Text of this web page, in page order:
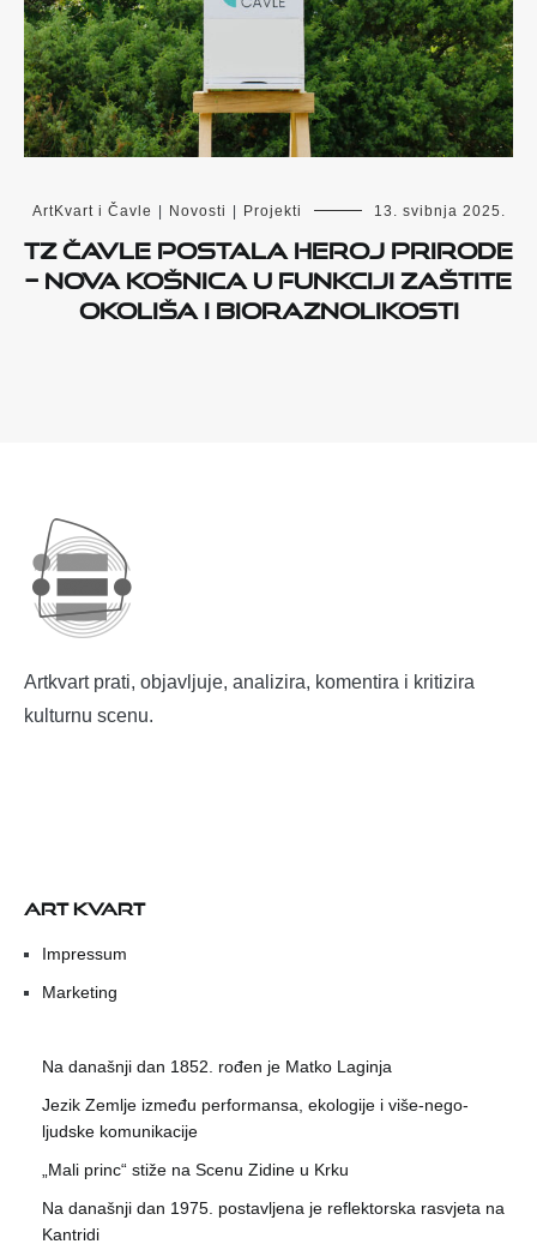
ArtKvart i Čavle | Novosti | Projekti 13. svibnja 2025.
TZ Čavle postala heroj prirode
– nova košnica u funkciji zaštite
okoliša i bioraznolikosti
Artkvart prati, objavljuje, analizira, komentira i kritizira
kulturnu scenu.
ART KVART
Impressum
Marketing
Na današnji dan 1852. rođen je Matko Laginja
Jezik Zemlje između performansa, ekologije i više-nego-
ljudske komunikacije
„Mali princ“ stiže na Scenu Zidine u Krku
Na današnji dan 1975. postavljena je reflektorska rasvjeta na
Kantridi